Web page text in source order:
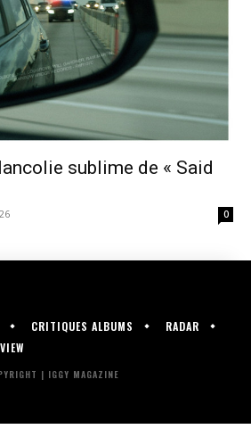
sublime de « Said
0
CRITIQUES ALBUMS
RADAR
| IGGY MAGAZINE